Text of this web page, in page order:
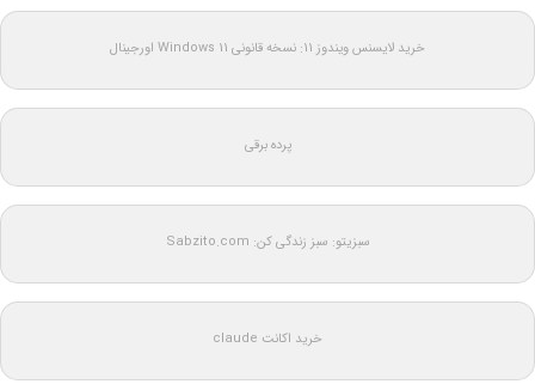
خرید لایسنس ویندوز 11: نسخه قانونی Windows 11 اورجینال
پرده برقی
سبزیتو: سبز زندگی کن: Sabzito.com
خرید اکانت claude